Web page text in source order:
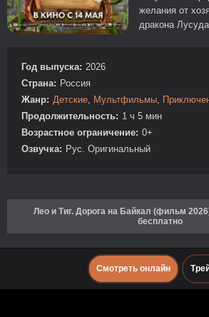
желания от
дракона
Год выпуска: 2026
Страна: Россия
Жанр: Детские Мультфильмы
Продолжительность: 1 ч 5 мин
Возрастное ограничение: 0+
Озвучка: Рус. Оригинальный
Лео и Тиг. Дорога на Байкал (фильм
бесплатно
Смотреть онлайн